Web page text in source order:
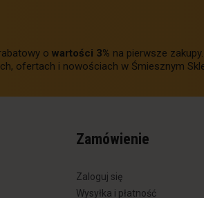
o wartości 3% na pierwsze
ofertach i nowościach w Śmiesznym
Zamówienie
Zaloguj się
Wysyłka i płatność